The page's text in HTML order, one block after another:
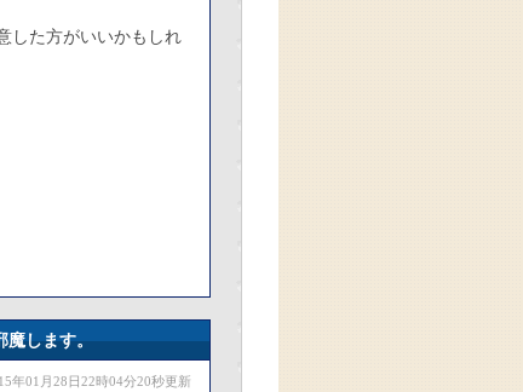
した方がいいかもしれ
魔します。
年01月28日22時04分20秒更新